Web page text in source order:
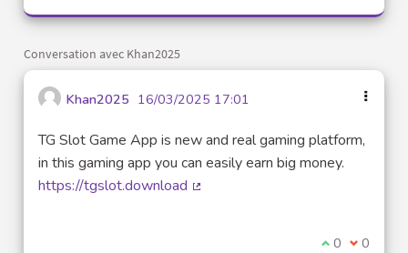
Conversation avec Khan2025
Khan2025 16/03/2025 17:01
TG Slot Game App is new and real gaming platform,
in this gaming app you can easily earn big money.
https://tgslot.download
Je suis
0 Je ne
0